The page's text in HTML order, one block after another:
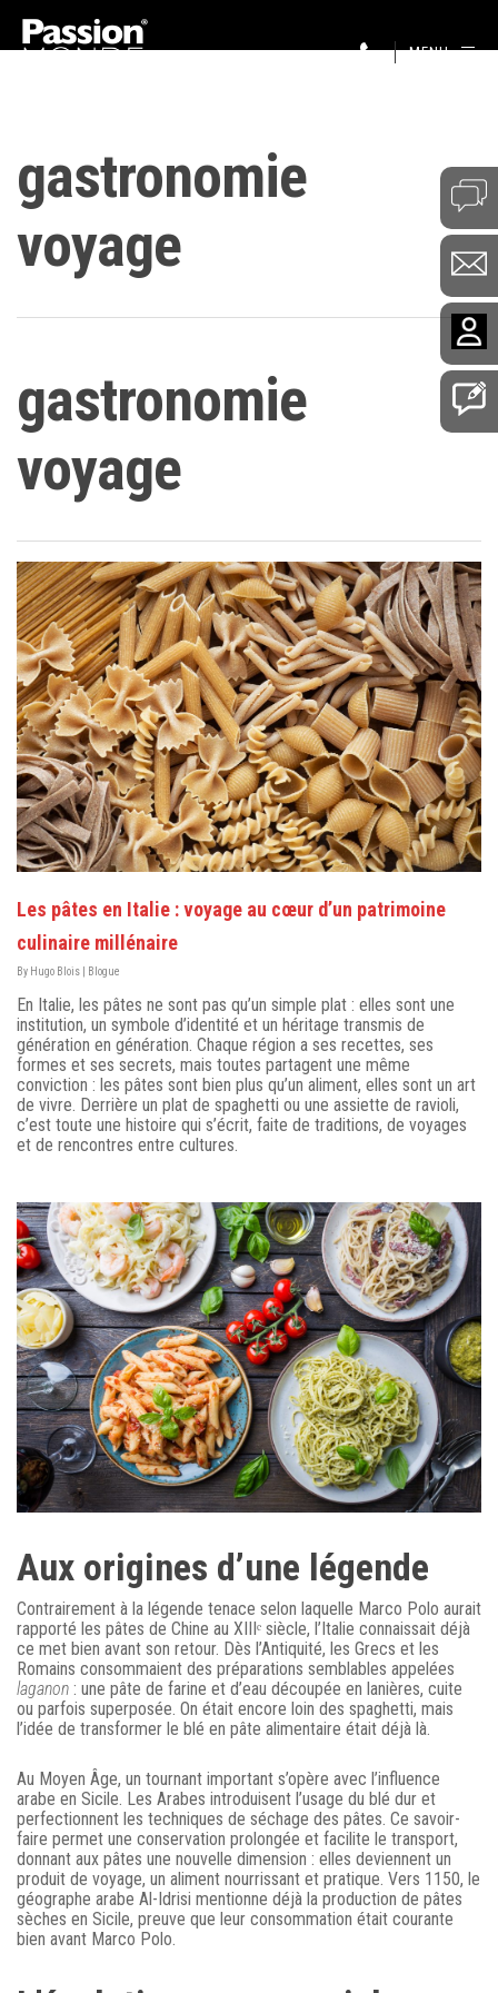
MENU
gastronomie
voyage
gastronomie
voyage
Les pâtes en Italie : voyage au cœur d’un patrimoine
culinaire millénaire
By Hugo Blois Blogue
En Italie, les pâtes ne sont pas qu’un simple plat : elles sont une
institution, un symbole d’identité et un héritage transmis de
génération en génération. Chaque région a ses recettes, ses
formes et ses secrets, mais toutes partagent une même
conviction : les pâtes sont bien plus qu’un aliment, elles sont un art
de vivre. Derrière un plat de spaghetti ou une assiette de ravioli,
c’est toute une histoire qui s’écrit, faite de traditions, de voyages
et de rencontres entre cultures.
Aux origines d’une légende
Contrairement à la légende tenace selon laquelle Marco Polo aurait
rapporté les pâtes de Chine au XIIIᵉ siècle, l’Italie connaissait déjà
ce met bien avant son retour. Dès l’Antiquité, les Grecs et les
Romains consommaient des préparations semblables appelées
laganon : une pâte de farine et d’eau découpée en lanières, cuite
ou parfois superposée. On était encore loin des spaghetti, mais
l’idée de transformer le blé en pâte alimentaire était déjà là.
Au Moyen Âge, un tournant important s’opère avec l’influence
arabe en Sicile. Les Arabes introduisent l’usage du blé dur et
perfectionnent les techniques de séchage des pâtes. Ce savoir-
faire permet une conservation prolongée et facilite le transport,
donnant aux pâtes une nouvelle dimension : elles deviennent un
produit de voyage, un aliment nourrissant et pratique. Vers 1150, le
géographe arabe Al-Idrisi mentionne déjà la production de pâtes
sèches en Sicile, preuve que leur consommation était courante
bien avant Marco Polo.